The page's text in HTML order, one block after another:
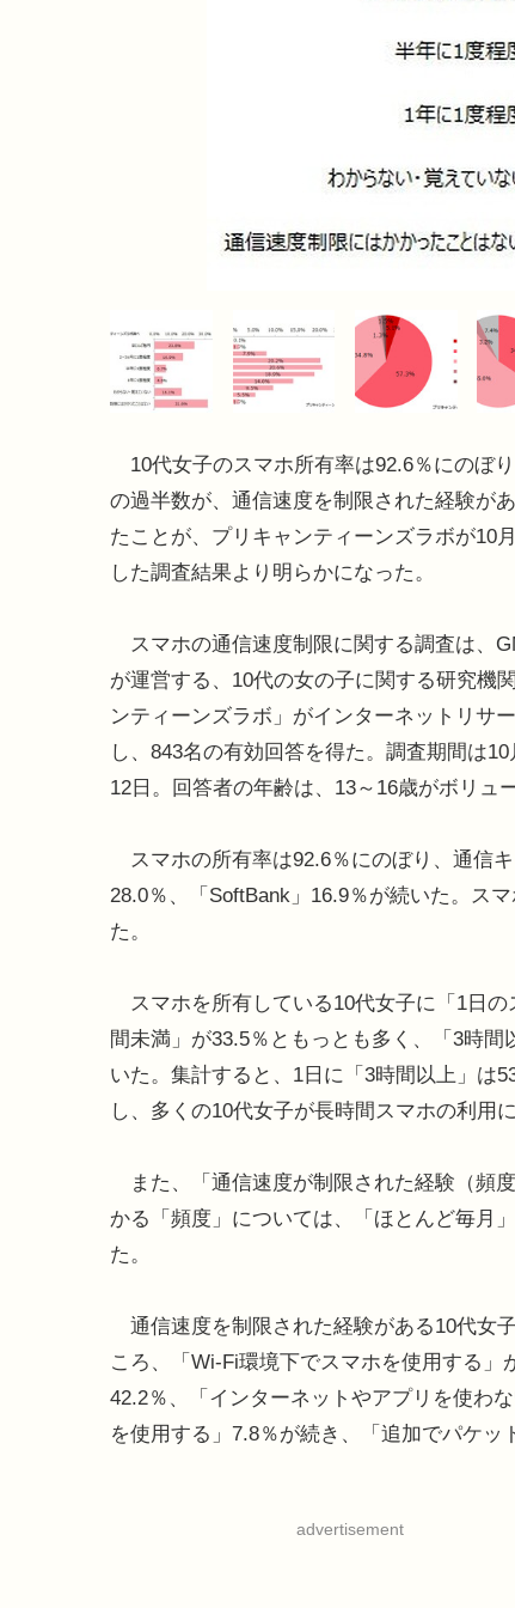
10代女子のスマホ所有率は92.6％にのぼ
の過半数が、通信速度を制限された経験が
たことが、プリキャンティーンズラボが10
した調査結果より明らかになった。
スマホの通信速度制限に関する調査は、
が運営する、10代の女の子に関する研究機
ンティーンズラボ」がインターネットリサ
し、843名の有効回答を得た。調査期間は10
12日。回答者の年齢は、13～16歳がボリュ
スマホの所有率は92.6％にのぼり、通信
28.0％、「SoftBank」16.9％が続いた。ス
た。
スマホを所有している10代女子に「1日
間未満」が33.5％ともっとも多く、「3時
いた。集計すると、1日に「3時間以上」は
し、多くの10代女子が長時間スマホの利用
また、「通信速度が制限された経験（頻
かる「頻度」については、「ほとんど毎月
た。
通信速度を制限された経験がある10代女
ころ、「Wi-Fi環境下でスマホを使用する」
42.2％、「インターネットやアプリを使わ
を使用する」7.8％が続き、「追加でパケッ
advertisement